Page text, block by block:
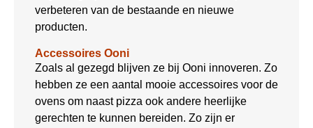
verbeteren van de bestaande en nieuwe
producten.
Accessoires Ooni
Zoals al gezegd blijven ze bij Ooni innoveren. Zo
hebben ze een aantal mooie accessoires voor de
ovens om naast pizza ook andere heerlijke
gerechten te kunnen bereiden. Zo zijn er